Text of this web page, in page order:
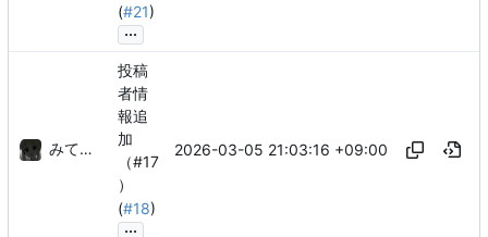
(#21)
...
みてるぞ
投稿
者情
報追
加
（#17
）
(#18)
...
2026-03-05 21:03:16 +09:00